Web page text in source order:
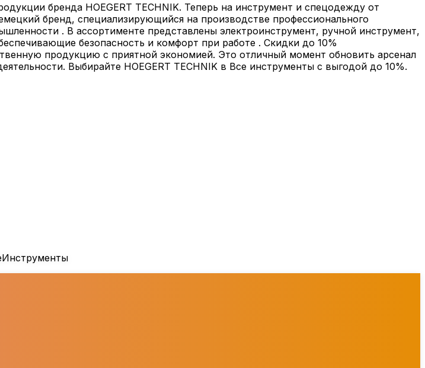
бренда HOEGERT TECHNIK. Теперь на инструмент и спецодежду от
бренд, специализирующийся на производстве профессионального
. В ассортименте представлены электроинструмент, ручной инструмент,
безопасность и комфорт при работе . Скидки до 10%
продукцию с приятной экономией. Это отличный момент обновить арсенал
Выбирайте HOEGERT TECHNIK в Все инструменты с выгодой до 10%.